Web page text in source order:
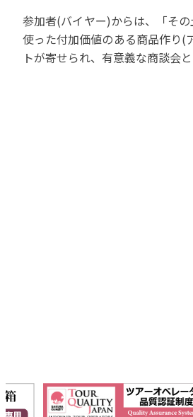
参加者(バイヤー)からは、「そ
使った付加価値のある商品作り(
トが寄せられ、有意義な商談会と